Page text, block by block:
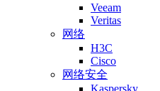
Veeam
Veritas
网络
H3C
Cisco
网络安全
Kaspersky